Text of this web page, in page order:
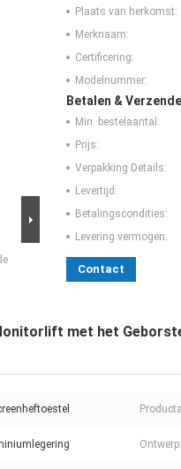
Plaats van herkomst:
Merknaam:
Certificering:
Modelnummer:
Betalen &
Min. bestelaantal:
Prijs:
Verpakking Details:
Levertijd:
Betalingscondities:
Levering vermogen:
Contact
met het
Ontwerp: